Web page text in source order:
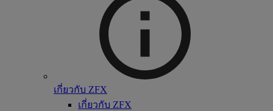
เกี่ยวกับ ZFX
เกี่ยวกับ ZFX